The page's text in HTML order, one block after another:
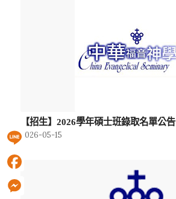
【招生】2026學年碩士班錄取名單公告
2026-05-15
Line
Facebook